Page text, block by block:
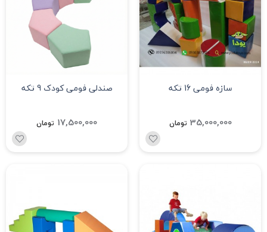
سازه فومی 16 تکه
35,000,000 تومان
صندلی فومی کودک 9 تکه
17,500,000 تومان